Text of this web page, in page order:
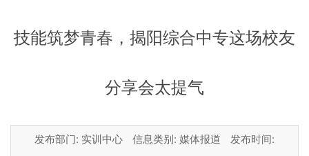
技能筑梦青春，揭阳综合中专这场校友
分享会太提气
发布部门: 实训中心 信息类别: 媒体报道
发布时间: